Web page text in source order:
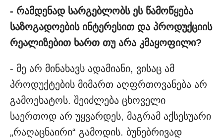
- რამდენად სარგებლობს ეს წამოწყება
საზოგადოების ინტერესით და პროდუქციის
რეალიზებით ხართ თუ არა კმაყოფილი?
- მე არ მინახავს ადამიანი, ვისაც ამ
პროდუქტების მიმართ აღფრთოვანება არ
გამოეხატოს. შეიძლება ცხოველი
საერთოდ არ უყვარდეს, მაგრამ აქსესუარი
„რაღაცნაირი“ გამოდის. ბუნებრივად